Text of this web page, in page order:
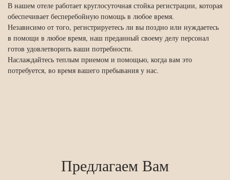
В нашем отеле работает круглосуточная стойка регистрации, которая
обеспечивает бесперебойную помощь в любое время.
Независимо от того, регистрируетесь ли вы поздно или нуждаетесь
в помощи в любое время, наш преданный своему делу персонал
готов удовлетворить ваши потребности.
Наслаждайтесь теплым приемом и помощью, когда вам это
потребуется, во время вашего пребывания у нас.
Предлагаем Вам